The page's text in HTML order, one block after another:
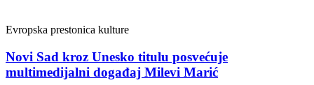
Evropska prestonica kulture
Novi Sad kroz Unesko titulu posvećuje
multimedijalni događaj Milevi Marić